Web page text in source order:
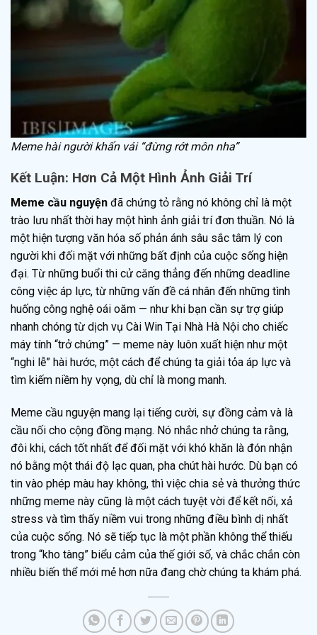
Meme hài người khấn vái “đừng rớt môn nha”
Kết Luận: Hơn Cả Một Hình Ảnh Giải Trí
Meme cầu nguyện đã chứng tỏ rằng nó không chỉ là một
trào lưu nhất thời hay một hình ảnh giải trí đơn thuần. Nó là
một hiện tượng văn hóa số phản ánh sâu sắc tâm lý con
người khi đối mặt với những bất định của cuộc sống hiện
đại. Từ những buổi thi cử căng thẳng đến những deadline
công việc áp lực, từ những vấn đề cá nhân đến những tình
huống công nghệ oái oăm — như khi bạn cần sự trợ giúp
nhanh chóng từ dịch vụ Cài Win Tại Nhà Hà Nội cho chiếc
máy tính “trở chứng” — meme này luôn xuất hiện như một
“nghi lễ” hài hước, một cách để chúng ta giải tỏa áp lực và
tìm kiếm niềm hy vọng, dù chỉ là mong manh.
Meme cầu nguyện mang lại tiếng cười, sự đồng cảm và là
cầu nối cho cộng đồng mạng. Nó nhắc nhở chúng ta rằng,
đôi khi, cách tốt nhất để đối mặt với khó khăn là đón nhận
nó bằng một thái độ lạc quan, pha chút hài hước. Dù bạn có
tin vào phép màu hay không, thì việc chia sẻ và thưởng thức
những meme này cũng là một cách tuyệt vời để kết nối, xả
stress và tìm thấy niềm vui trong những điều bình dị nhất
của cuộc sống. Nó sẽ tiếp tục là một phần không thể thiếu
trong “kho tàng” biểu cảm của thế giới số, và chắc chắn còn
nhiều biến thể mới mẻ hơn nữa đang chờ chúng ta khám phá.